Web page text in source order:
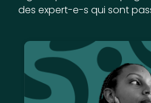
des expert-e-s qui sont